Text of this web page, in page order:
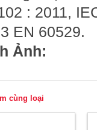
: 2011,
EN 60529.
Ảnh:
cùng loại